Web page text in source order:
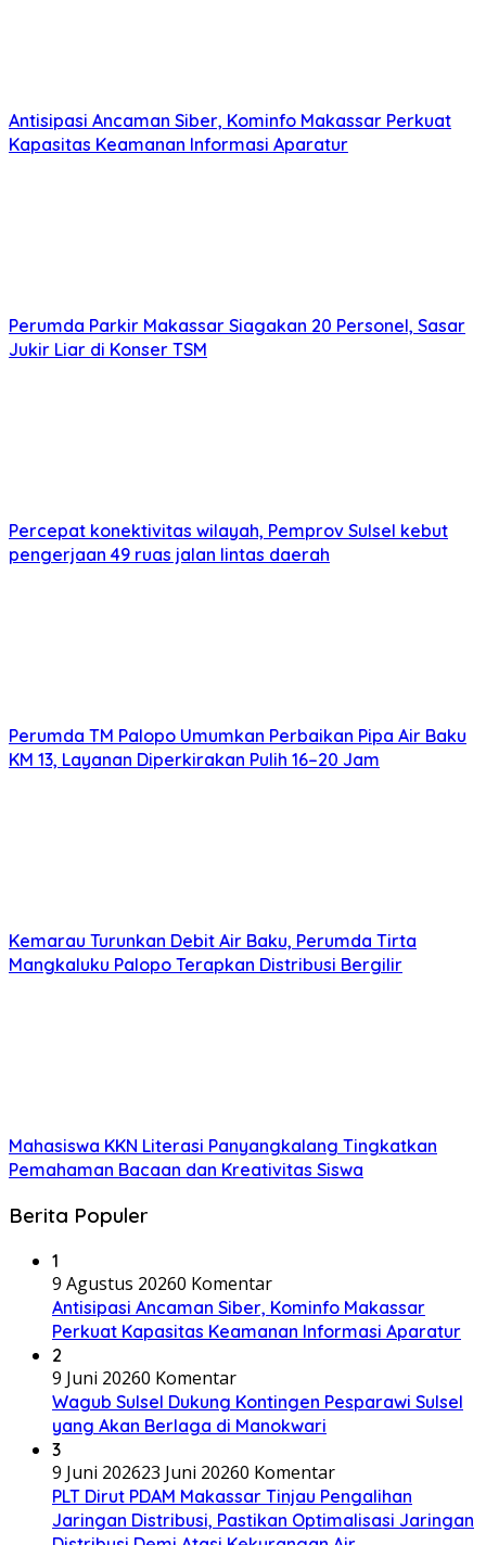
Antisipasi Ancaman Siber, Kominfo Makassar Perkuat
Kapasitas Keamanan Informasi Aparatur
Perumda Parkir Makassar Siagakan 20 Personel, Sasar
Jukir Liar di Konser TSM
Percepat konektivitas wilayah, Pemprov Sulsel kebut
pengerjaan 49 ruas jalan lintas daerah
Perumda TM Palopo Umumkan Perbaikan Pipa Air Baku
KM 13, Layanan Diperkirakan Pulih 16–20 Jam
Kemarau Turunkan Debit Air Baku, Perumda Tirta
Mangkaluku Palopo Terapkan Distribusi Bergilir
Mahasiswa KKN Literasi Panyangkalang Tingkatkan
Pemahaman Bacaan dan Kreativitas Siswa
Berita Populer
1
9 Agustus 20260 Komentar
Antisipasi Ancaman Siber, Kominfo Makassar
Perkuat Kapasitas Keamanan Informasi Aparatur
2
9 Juni 20260 Komentar
Wagub Sulsel Dukung Kontingen Pesparawi Sulsel
yang Akan Berlaga di Manokwari
3
9 Juni 202623 Juni 20260 Komentar
PLT Dirut PDAM Makassar Tinjau Pengalihan
Jaringan Distribusi, Pastikan Optimalisasi Jaringan